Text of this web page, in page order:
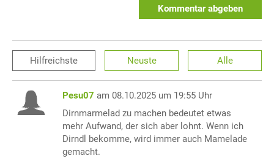
Kommentar abgeben
Hilfreichste Neuste Alle
Pesu07 am 08.10.2025 um 19:55 Uhr
Dirnmarmelad zu machen bedeutet etwas
mehr Aufwand, der sich aber lohnt. Wenn ich
Dirndl bekomme, wird immer auch Mamelade
gemacht.